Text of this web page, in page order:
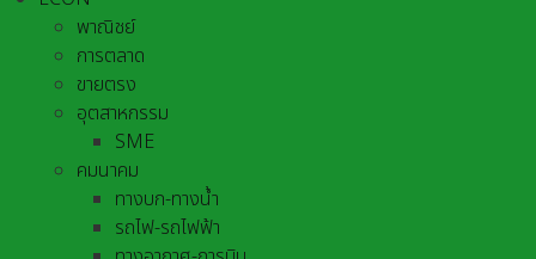
พาณิชย์
การตลาด
ขายตรง
อุตสาหกรรม
SME
คมนาคม
ทางบก-ทางน้ำ
รถไฟ-รถไฟฟ้า